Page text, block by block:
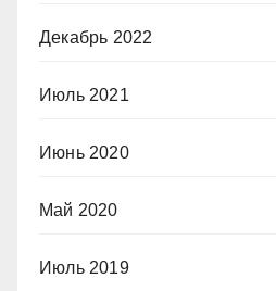
Декабрь 2022
Июль 2021
Июнь 2020
Май 2020
Июль 2019